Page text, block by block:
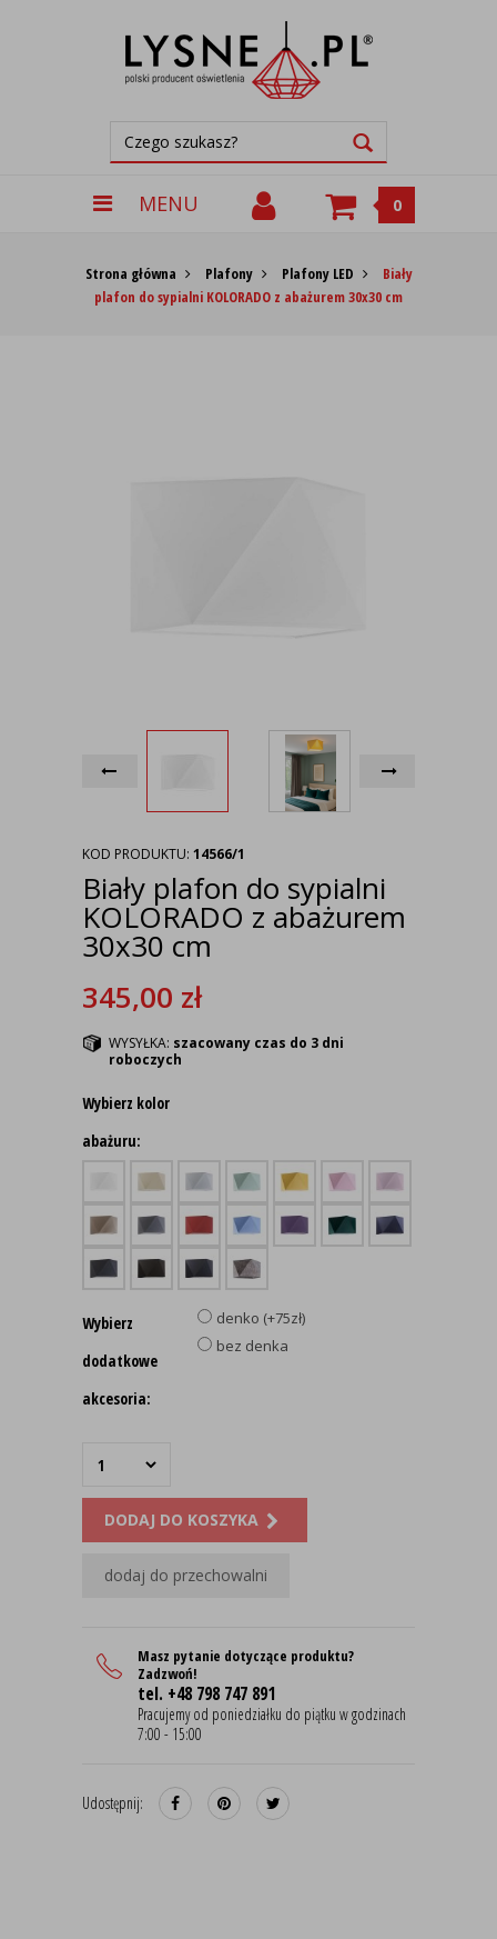
MENU 0
Strona główna Plafony Plafony LED
Biały
plafon do sypialni KOLORADO z abażurem 30x30 cm
KOD PRODUKTU: 14566/1
Biały plafon do sypialni
KOLORADO z abażurem
30x30 cm
345,00 zł
WYSYŁKA: szacowany czas do 3 dni
roboczych
Wybierz kolor
abażuru:
Wybierz
dodatkowe
akcesoria:
denko (+75zł)
bez denka
DODAJ DO KOSZYKA
dodaj do przechowalni
Masz pytanie dotyczące produktu?
Zadzwoń!
tel. +48 798 747 891
Pracujemy od poniedziałku do piątku w godzinach
7:00 - 15:00
Udostępnij: